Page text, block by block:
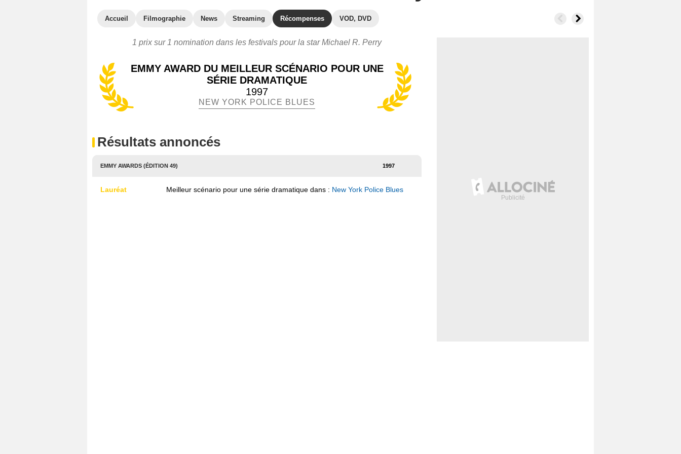
Accueil Filmographie News Streaming Récompenses VOD, DVD
1 prix sur 1 nomination dans les festivals pour la star Michael R. Perry
EMMY AWARD DU MEILLEUR SCÉNARIO POUR UNE
SÉRIE DRAMATIQUE
1997
NEW YORK POLICE BLUES
Résultats annoncés
EMMY AWARDS (ÉDITION 49) 1997
Lauréat Meilleur scénario pour une série dramatique dans : New York Police Blues